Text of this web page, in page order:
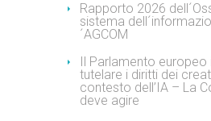
Rapporto 2026
sistema
´AGCOM
Il Parlamento europeo
tutelare i diritti dei
contesto dell’IA – La
deve agire